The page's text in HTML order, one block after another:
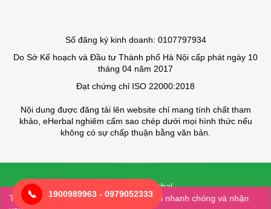
📞 1900989963 - 0979052333
Số đăng ký kinh doanh: 0107797934
Do Sở Kế hoạch và Đầu tư Thành phố Hà Nội cấp phát ngày 10
tháng 04 năm 2017
Đạt chứng chỉ ISO 22000:2018
Nội dung được đăng tải lên website chỉ mang tính chất tham
khảo, eHerbal nghiêm cấm sao chép dưới mọi hình thức nếu
không có sự chấp thuận bằng văn bản.
© 2025 của Eherbal
Thiết kế bởi Creative Vietnam
Tải app: eherbal để mua hàng một cách nhanh chóng và nhận